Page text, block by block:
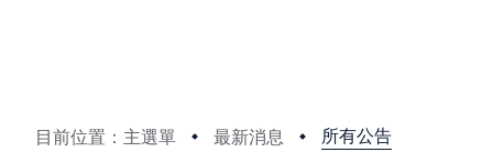
目前位置：主選單 最新消息 所有公告